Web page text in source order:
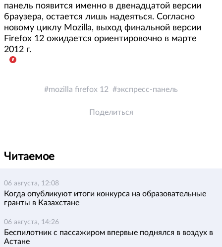
панель появится именно в двенадцатой версии
браузера, остается лишь надеяться. Согласно
новому циклу Mozilla, выход финальной версии
Firefox 12 ожидается ориентировочно в марте
2012 г.
mozilla firefox 12 экспресс-панель
Поделиться
Читаемое
06 августа, 12:08
Когда опубликуют итоги конкурса на образовательные
гранты в Казахстане
06 августа, 14:26
Беспилотник с пассажиром впервые поднялся в воздух в
Астане